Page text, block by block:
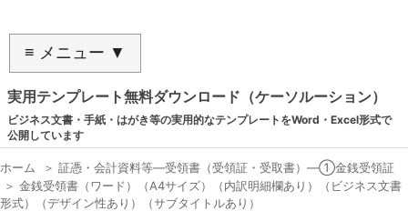
≡ メニュー ▼
実用テンプレート無料ダウンロード（ケーソルーション）
ビジネス文書・手紙・はがき等の実用的なテンプレートをWord・Excel形式で
公開しています
ホーム ＞ 証憑・会計資料等―受領書（受領証・受取書）―①金銭受領証
＞ 金銭受領書（ワード）（A4サイズ）（内訳明細欄あり）（ビジネス文書
形式）（デザイン性あり）（サブタイトルあり）